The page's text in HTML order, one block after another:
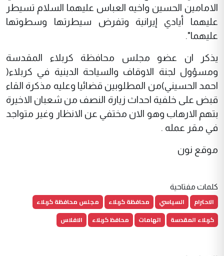
الامامين الحسين واخيه العباس عليهما السلام تسيطر
عليهما أيادي إيرانية وتفرض سيطرتها وسطوتها
عليهما".
يذكر ان عضو مجلس محافظة كربلاء المقدسة
ومسؤول لجنة الاوقاف والسياحة الدينية في كربلاء(
احمد الحسيني)من المطلوبين قضائيا وعليه مذكرة القاء
قبض على خلفية احداث زيارة النصف من شعبان الاخيرة
بتهم الارهاب وهو الان مختفي عن الانظار وغير متواجد
في مقر عمله .
موقع نون
كلمات مفتاحية
الاحترام السياسي محافظة كربلاء
مجلس محافظة كربلاء
كربلاء المقدسة
اتهامات محافظ كربلاء الافلاس